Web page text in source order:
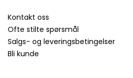
Kontakt oss
Ofte stilte spørsmål
Salgs- og leveringsbetingelser
Bli kunde